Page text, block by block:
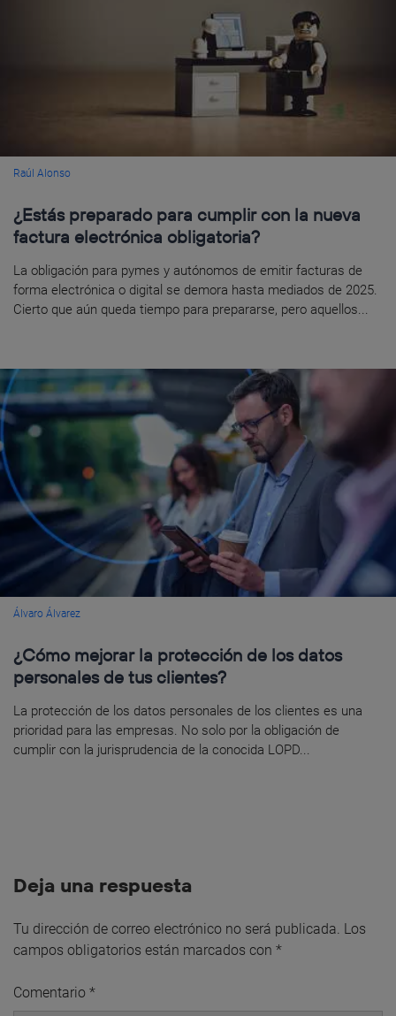
Raúl Alonso
¿Estás preparado para cumplir con la nueva
factura electrónica obligatoria?
La obligación para pymes y autónomos de emitir facturas de
forma electrónica o digital se demora hasta mediados de 2025.
Cierto que aún queda tiempo para prepararse, pero aquellos...
Álvaro Álvarez
¿Cómo mejorar la protección de los datos
personales de tus clientes?
La protección de los datos personales de los clientes es una
prioridad para las empresas. No solo por la obligación de
cumplir con la jurisprudencia de la conocida LOPD...
Deja una respuesta
Tu dirección de correo electrónico no será publicada. Los
campos obligatorios están marcados con *
Comentario *